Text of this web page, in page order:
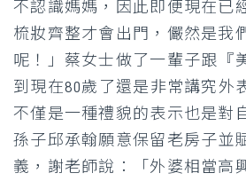
不認識媽媽，因此即便現在已
梳妝齊整才會出門，儼然是我
呢！」蔡女士做了一輩子跟『
到現在80歲了還是非常講究外
不僅是一種禮貌的表示也是對
孫子邱承翰願意保留老房子並
義，謝老師說：「外婆相當高